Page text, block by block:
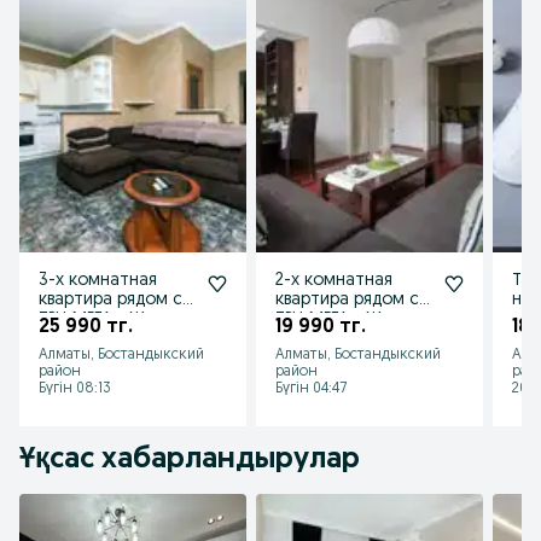
3-х комнатная
квартира рядом с
ТРЦ МЕГА в Жилом
Комплексе
25 990 тг.
Алматы, Бостандыкский
район
Бүгін 08:13
2-х комнатная
квартира рядом с
ТРЦ МЕГА в Жилом
Комплексе
19 990 тг.
Алматы, Бостандыкский
район
Бүгін 04:47
Ұқсас хабарландырулар